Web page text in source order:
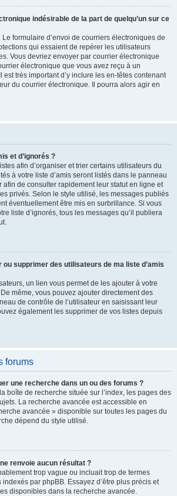
indésirable de la part de quelqu’un sur ce
formulaire d’envoi de courriers électroniques de
qui essaient de repérer les utilisateurs
Vous devriez envoyer par courrier électronique
électronique que vous avez reçu à un
est très important d’y inclure les en-têtes contenant
du courrier électronique. Il pourra alors agir en
et d’ignorés ?
afin d’organiser et trier certains utilisateurs du
à votre liste d’amis seront listés dans le panneau
afin de consulter rapidement leur statut en ligne et
privés. Selon le style utilisé, les messages publiés
éventuellement être mis en surbrillance. Si vous
liste d’ignorés, tous les messages qu’il publiera
supprimer des utilisateurs de ma liste d’amis
un lien vous permet de les ajouter à votre
De même, vous pouvez ajouter directement des
de contrôle de l’utilisateur en saisissant leur
également les supprimer de vos listes depuis
forums
une recherche dans un ou des forums ?
boîte de recherche située sur l’index, les pages des
La recherche avancée est accessible en
avancée » disponible sur toutes les pages du
dépend du style utilisé.
renvoie aucun résultat ?
trop vague ou incluait trop de termes
par phpBB. Essayez d’être plus précis et
disponibles dans la recherche avancée.